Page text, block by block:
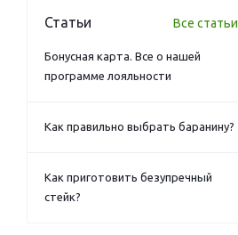
Статьи Все статьи
Бонусная карта. Все о нашей
программе лояльности
Как правильно выбрать баранину?
Как приготовить безупречный
стейк?